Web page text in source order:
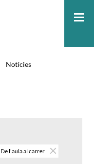
Notícies
l'aula al carrer